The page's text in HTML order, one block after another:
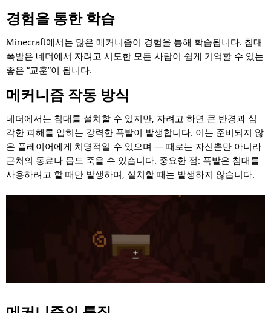
경험을 통한 학습
Minecraft에서는 많은 메커니즘이 경험을 통해 학습됩니다. 침대
폭발은 네더에서 자려고 시도한 모든 사람이 쉽게 기억할 수 있는
좋은 “교훈”이 됩니다.
메커니즘 작동 방식
네더에서는 침대를 설치할 수 있지만, 자려고 하면 큰 반경과 심
각한 피해를 입히는 강력한 폭발이 발생합니다. 이는 준비되지 않
은 플레이어에게 치명적일 수 있으며 — 때로는 자신뿐만 아니라
근처의 동료나 몹도 죽을 수 있습니다. 중요한 점: 폭발은 침대를
사용하려고 할 때만 발생하며, 설치할 때는 발생하지 않습니다.